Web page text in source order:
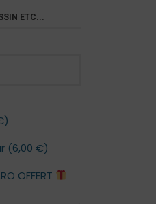
ETC...
)
(6,00 €)
OFFERT